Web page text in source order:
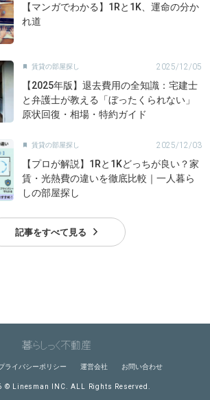
【マンガでわかる】1Rと1K、運命の分か
れ道
賃貸の部屋探し 2025/12/05
【2025年版】退去費用の全知識：宅建士
と弁護士が教える「ぼったくられない」
原状回復・相場・特約ガイド
賃貸の部屋探し 2025/12/03
【プロが解説】1Rと1Kどっちが良い？家
賃・光熱費の違いを徹底比較｜一人暮ら
しの部屋探し
記事をすべて見る
ライバシーポリシー 運営会社 お問い合わせ
© Linesman INC. ALL Rights Reserved.